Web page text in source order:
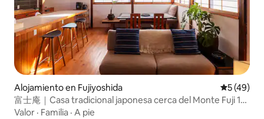
Alojamiento en Fujiyoshida
5 (49)
富士庵｜Casa tradicional japonesa cerca del Monte Fuji 101
㎡
Valor · Familia · A pie